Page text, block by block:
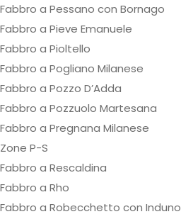
Fabbro a Pessano con Bornago
Fabbro a Pieve Emanuele
Fabbro a Pioltello
Fabbro a Pogliano Milanese
Fabbro a Pozzo D’Adda
Fabbro a Pozzuolo Martesana
Fabbro a Pregnana Milanese
Zone P-S
Fabbro a Rescaldina
Fabbro a Rho
Fabbro a Robecchetto con Induno